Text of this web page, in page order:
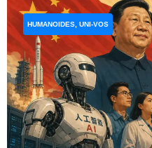
HUMANOIDES, UNI-VOS